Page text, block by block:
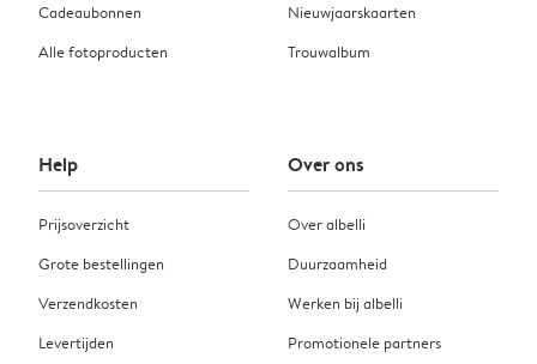
Cadeaubonnen
Alle fotoproducten
Nieuwjaarskaarten
Trouwalbum
Help
Prijsoverzicht
Grote bestellingen
Verzendkosten
Levertijden
Over ons
Over albelli
Duurzaamheid
Werken bij albelli
Promotionele partners